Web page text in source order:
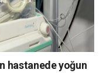
hastanede yoğun